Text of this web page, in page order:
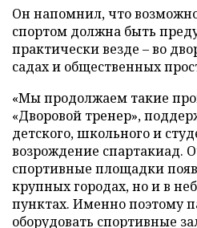
Он напомнил, что
спортом должна быть
практически везде – во
садах и общественных
«Мы продолжаем такие
«Дворовой тренер»,
детского, школьного и
возрождение спартакиад.
спортивные площадки
крупных городах, но и в
пунктах. Именно поэтому
оборудовать спортивные